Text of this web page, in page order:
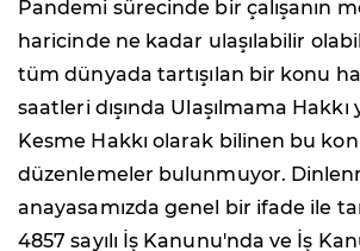
Pandemi sürecinde bir çalışanın
haricinde ne kadar ulaşılabilir
tüm dünyada tartışılan bir konu
saatleri dışında Ulaşılmama Hakkı
Kesme Hakkı olarak bilinen bu
düzenlemeler bulunmuyor.
anayasamızda genel bir ifade ile
4857 sayılı İş Kanunu'nda ve İş